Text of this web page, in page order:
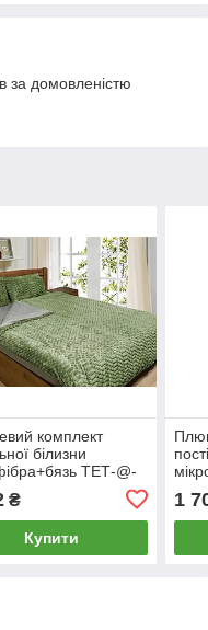
за домовленістю
комплект
білизни
ТЕТ-@-
₴
Купити
1